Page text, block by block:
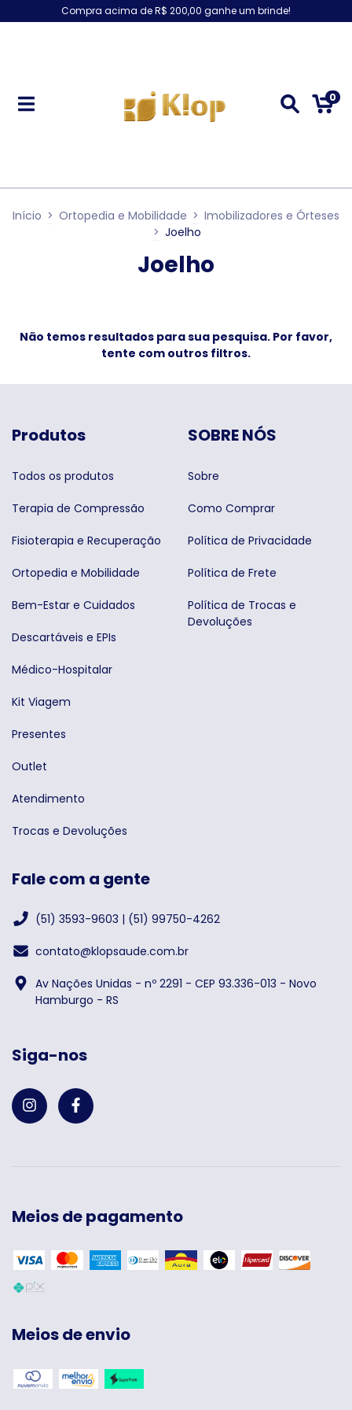
Compra acima de R$ 200,00 ganhe um brinde!
0
Início > Ortopedia e Mobilidade > Imobilizadores e Órteses
> Joelho
Joelho
Não temos resultados para sua pesquisa. Por favor,
tente com outros filtros.
Produtos
Todos os produtos
Terapia de Compressão
Fisioterapia e Recuperação
Ortopedia e Mobilidade
Bem-Estar e Cuidados
Descartáveis e EPIs
Médico-Hospitalar
Kit Viagem
Presentes
Outlet
Atendimento
Trocas e Devoluções
SOBRE NÓS
Sobre
Como Comprar
Política de Privacidade
Política de Frete
Política de Trocas e
Devoluções
Fale com a gente
(51) 3593-9603 | (51) 99750-4262
contato@klopsaude.com.br
Av Nações Unidas - nº 2291 - CEP 93.336-013 - Novo
Hamburgo - RS
Siga-nos
Meios de pagamento
Meios de envio